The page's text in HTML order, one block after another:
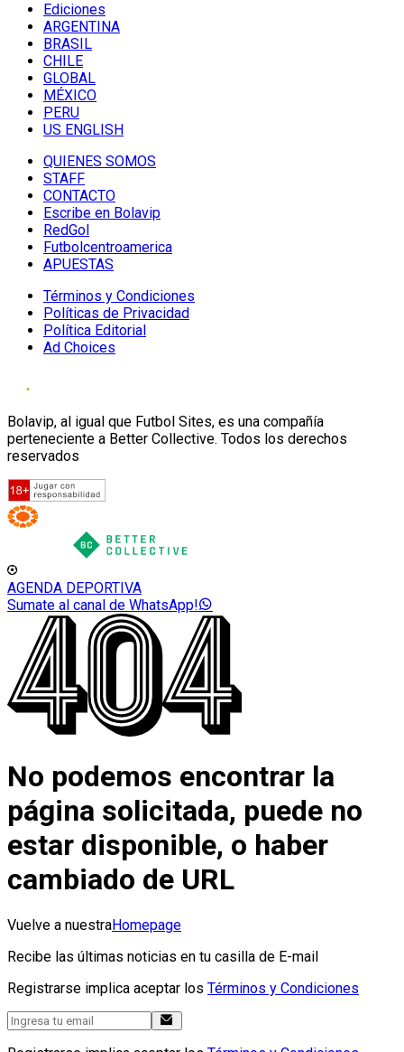
Ediciones
ARGENTINA
BRASIL
CHILE
GLOBAL
MÉXICO
PERU
US ENGLISH
QUIENES SOMOS
STAFF
CONTACTO
Escribe en Bolavip
RedGol
Futbolcentroamerica
APUESTAS
Términos y Condiciones
Políticas de Privacidad
Política Editorial
Ad Choices
Bolavip, al igual que Futbol Sites, es una compañía
perteneciente a Better Collective. Todos los derechos
reservados
AGENDA DEPORTIVA
Sumate al canal de WhatsApp!
No podemos encontrar la
página solicitada, puede no
estar disponible, o haber
cambiado de URL
Vuelve a nuestraHomepage
Recibe las últimas noticias en tu casilla de E-mail
Registrarse implica aceptar los Términos y Condiciones